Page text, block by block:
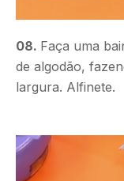
08. Faça uma
de algodão,
largura. Alfinete.